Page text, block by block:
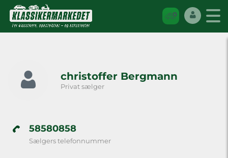
christoffer Bergmann
Privat sælger
58580858
Sælgers telefonnummer